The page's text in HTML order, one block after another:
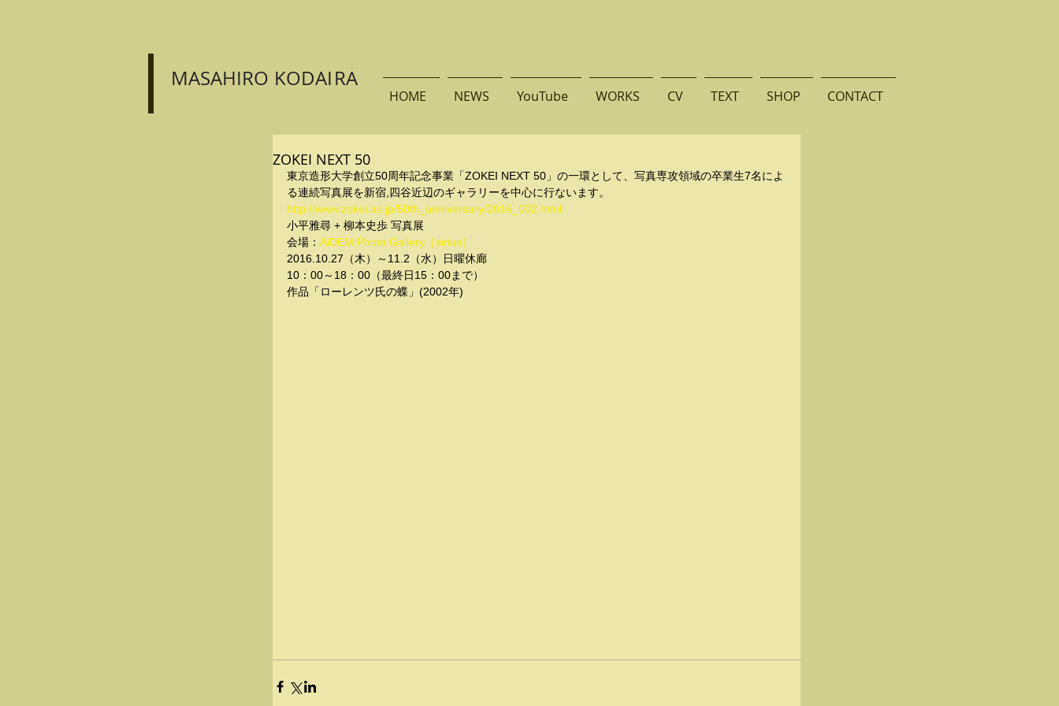
HOME NEWS YouTube WORKS CV TEXT SHOP CONTACT
MASAHIRO KODAIRA
ZOKEI NEXT 50
東京造形大学創立50周年記念事業「ZOKEI NEXT 50」の一環として、写真専攻領域の卒業生7名によ
る連続写真展を新宿,四谷近辺のギャラリーを中心に行ないます。
http://www.zokei.ac.jp/50th_anniversary/2016_002.html
小平雅尋 + 柳本史歩 写真展
会場： AiDEM Photo Gallery［sirius］
2016.10.27（木）～11.2（水）日曜休廊
10：00～18：00（最終日15：00まで）
作品「ローレンツ氏の蝶」(2002年)